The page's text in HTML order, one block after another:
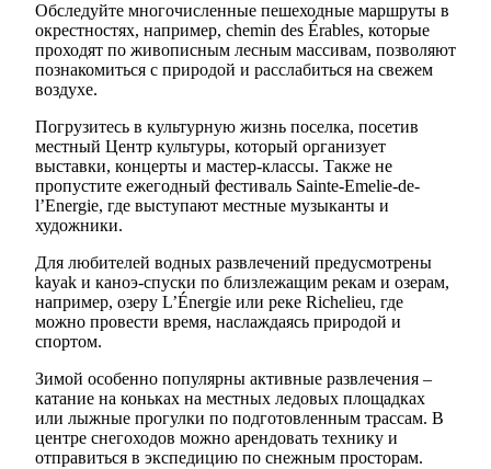
Обследуйте многочисленные пешеходные маршруты в
окрестностях, например, chemin des Érables, которые
проходят по живописным лесным массивам, позволяют
познакомиться с природой и расслабиться на свежем
воздухе.
Погрузитесь в культурную жизнь поселка, посетив
местный Центр культуры, который организует
выставки, концерты и мастер-классы. Также не
пропустите ежегодный фестиваль Sainte-Emelie-de-
l’Energie, где выступают местные музыканты и
художники.
Для любителей водных развлечений предусмотрены
kayak и каноэ-спуски по близлежащим рекам и озерам,
например, озеру L’Énergie или реке Richelieu, где
можно провести время, наслаждаясь природой и
спортом.
Зимой особенно популярны активные развлечения –
катание на коньках на местных ледовых площадках
или лыжные прогулки по подготовленным трассам. В
центре снегоходов можно арендовать технику и
отправиться в экспедицию по снежным просторам.